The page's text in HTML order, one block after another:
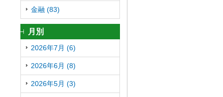
金融 (83)
月別
2026年7月 (6)
2026年6月 (8)
2026年5月 (3)